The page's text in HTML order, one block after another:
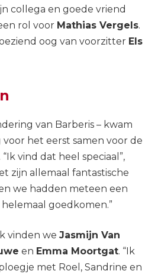
collega en goede vriend
rol voor Mathias Vergels.
oog van voorzitter Els
van Barberis – kwam
het eerst samen voor de
vind dat heel speciaal”,
zijn allemaal fantastische
we hadden meteen een
goedkomen.”
vinden we Jasmijn Van
en Emma Moortgat. “Ik
met Roel, Sandrine en